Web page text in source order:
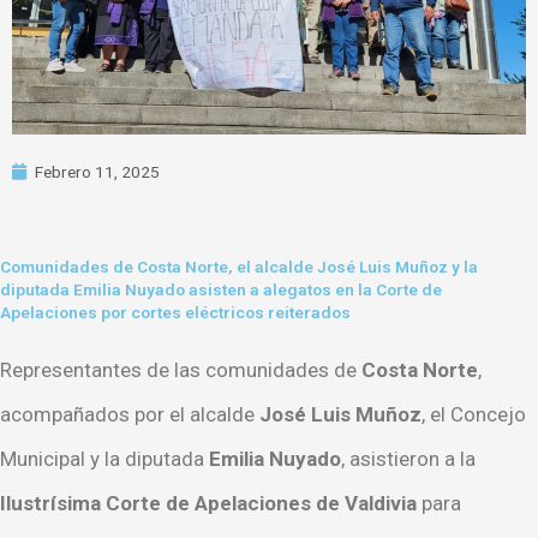
Febrero 11, 2025
Comunidades de Costa Norte, el alcalde José Luis Muñoz y la
diputada Emilia Nuyado asisten a alegatos en la Corte de
Apelaciones por cortes eléctricos reiterados
Representantes de las comunidades de Costa Norte,
acompañados por el alcalde José Luis Muñoz, el Concejo
Municipal y la diputada Emilia Nuyado, asistieron a la
Ilustrísima Corte de Apelaciones de Valdivia para